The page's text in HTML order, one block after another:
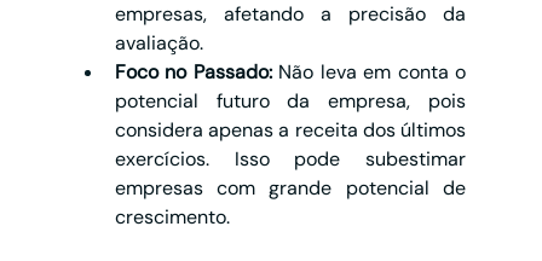
empresas, afetando a precisão da
avaliação.
Foco no Passado: Não leva em conta o
potencial futuro da empresa, pois
considera apenas a receita dos últimos
exercícios. Isso pode subestimar
empresas com grande potencial de
crescimento.